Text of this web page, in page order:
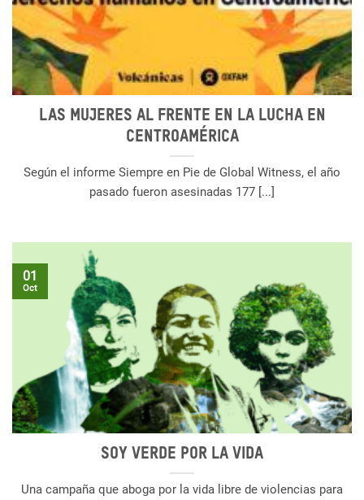
Las mujeres al frente en la lucha en
Centroamérica
Según el informe Siempre en Pie de Global Witness, el año
pasado fueron asesinadas 177 [...]
Soy verde por la vida
Una campaña que aboga por la vida libre de violencias para
01
Oct